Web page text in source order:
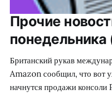
Прочие
понедельника
Британский рукав
Amazon сообщил, что вот
начнутся продажи